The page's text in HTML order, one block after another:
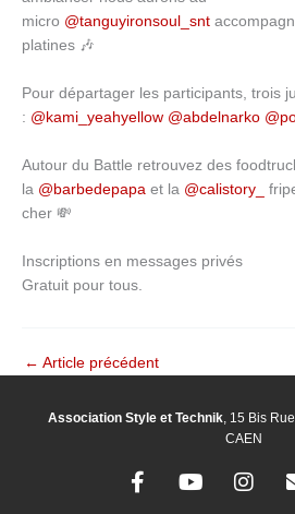
micro @tanguyironsoul_snt
platines 🎶
Pour départager les participants, trois
: @kami_yeahyellow @abdelnarko
Autour du Battle retrouvez des
la @barbedepapa et la @calistory_
cher 💸
Inscriptions en messages privés
Gratuit pour tous.
← Article précédent
Association Style et Technik, 15 Bis
CAEN
F
Y
I